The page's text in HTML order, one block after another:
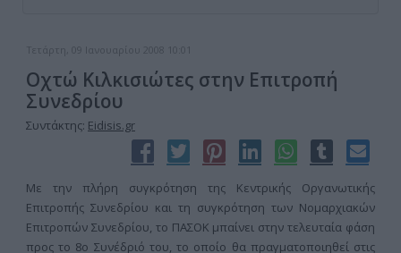
Τετάρτη, 09 Ιανουαρίου 2008 10:01
Οχτώ Κιλκισιώτες στην Επιτροπή
Συνεδρίου
Συντάκτης: Eidisis.gr
Με την πλήρη συγκρότηση της Κεντρικής Οργανωτικής
Επιτροπής Συνεδρίου και τη συγκρότηση των Νομαρχιακών
Επιτροπών Συνεδρίου, το ΠΑΣΟΚ μπαίνει στην τελευταία φάση
προς το 8ο Συνέδριό του, το οποίο θα πραγματοποιηθεί στις